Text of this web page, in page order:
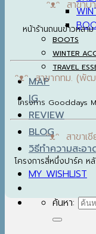
BOOTS
WINTER
TRAVEL
MAP
IG
REVIEW
BLOG
วิธีทำความสะอา
MY WISHLIST
ค้นหา:
ᵔᴥᵔ สาขา
หน้าร้านถนนข้าวหล
ᵔᴥᵔ สาขากทม. (พั
โครงการ Gooddays
ᵔᴥᵔ สาขา
โครงการสี่หนึ่งปาร์ค